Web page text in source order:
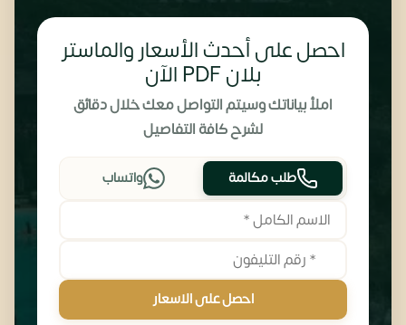
احصل على أحدث الأسعار والماستر
بلان PDF الآن
املأ بياناتك وسيتم التواصل معك خلال دقائق
لشرح كافة التفاصيل
طلب مكالمة واتساب
احصل على الاسعار